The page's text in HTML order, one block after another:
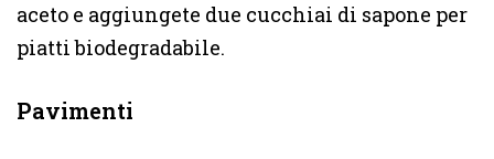
aceto e aggiungete due cucchiai di sapone per
piatti biodegradabile.
Pavimenti